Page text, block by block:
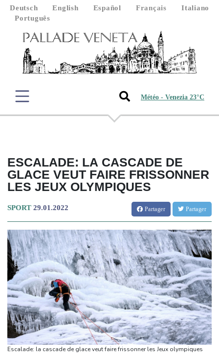
Deutsch English Español Français
Italiano
Português
Météo - Venezia 23°C
ESCALADE: LA CASCADE DE
GLACE VEUT FAIRE FRISSONNER
LES JEUX OLYMPIQUES
SPORT 29.01.2022 Partager Partager
Escalade: la cascade de glace veut faire frissonner les Jeux olympiques